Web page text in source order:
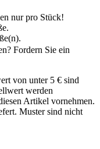
nurpro Stück!
Fordern Sie ein
von unter 5 € sind
werden
Artikel vornehmen.
Muster sind nicht